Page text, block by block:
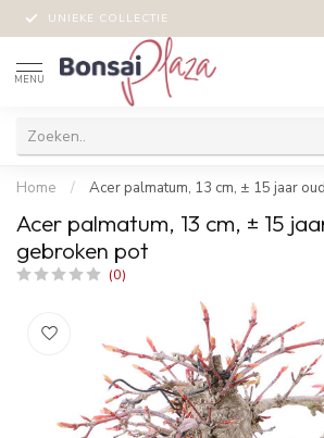
UNIEKE COLLECTIE
MENU
Home / Acer palmatum, 13 cm, ± 15 jaar
Acer palmatum, 13 cm, ± 15
gebroken pot
(0)